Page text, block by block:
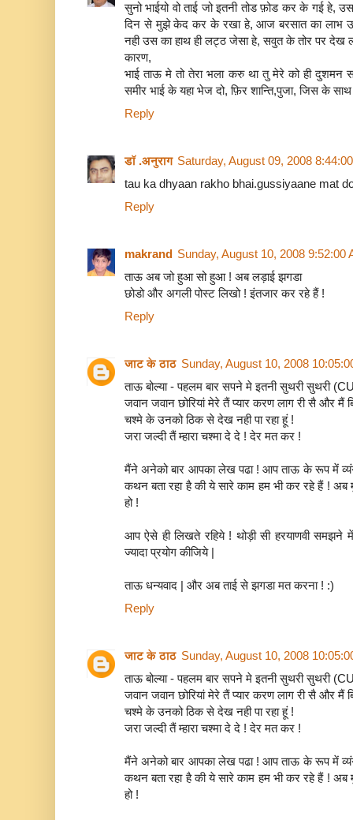
सुनो भाईयो वो ताई जो इतनी तोड फ़ोड कर के गई हे,
दिन से मुझे केद कर के रखा हे, आज बरसात का लाभ
नही उस का हाथ ही लट्ठ जेसा हे, सवुत के तोर पर देख
कारण,
भाई ताऊ मे तो तेरा भला करु था तु मेरे को ही दुशमन
समीर भाई के यहा भेज दो, फ़िर शान्ति,पुजा, जिस के साथ
Reply
डॉ .अनुराग Saturday, August 09, 2008
tau ka dhyaan rakho bhai.gussiyaane mat
Reply
makrand Sunday, August 10, 2008 9:52:00
ताऊ अब जो हुआ सो हुआ ! अब लड़ाई झगडा
छोडो और अगली पोस्ट लिखो ! इंतजार कर रहे हैं !
Reply
जाट के ठाठ Sunday, August 10, 2008
ताऊ बोल्या - पहलम बार सपने मे इतनी सुथरी सुथरी
जवान जवान छोरियां मेरे तैं प्यार करण लाग री सै और मैं
चश्मे के उनको ठिक से देख नही पा रहा हूं !
जरा जल्दी तैं म्हारा चश्मा दे दे ! देर मत कर !
मैंने अनेको बार आपका लेख पढा ! आप ताऊ के रूप में
कथन बता रहा है की ये सारे काम हम भी कर रहे हैं !
हो !
आप ऐसे ही लिखते रहिये ! थोड़ी सी हरयाणवी समझने में
ज्यादा प्रयोग कीजिये |
ताऊ धन्यवाद | और अब ताई से झगडा मत करना ! :)
Reply
जाट के ठाठ Sunday, August 10, 2008
ताऊ बोल्या - पहलम बार सपने मे इतनी सुथरी सुथरी
जवान जवान छोरियां मेरे तैं प्यार करण लाग री सै और मैं
चश्मे के उनको ठिक से देख नही पा रहा हूं !
जरा जल्दी तैं म्हारा चश्मा दे दे ! देर मत कर !
मैंने अनेको बार आपका लेख पढा ! आप ताऊ के रूप में
कथन बता रहा है की ये सारे काम हम भी कर रहे हैं !
हो !